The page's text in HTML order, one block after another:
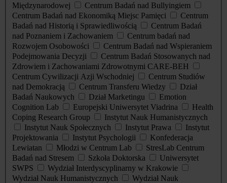
Międzynarodowej
Centrum Badań nad Bullyingiem
Centrum Badań nad Ekonomiką Miejsc Pamięci
Centrum
Badań nad Historią i Sprawiedliwością
Centrum Badań
nad Poznaniem i Zachowaniem
Centrum badań nad
Rozwojem Osobowości
Centrum Badań nad Wspieraniem
Podejmowania Decyzji
Centrum Badań Stosowanych nad
Zdrowiem i Zachowaniami Zdrowotnymi CARE-BEH
Centrum Cywilizacji Azji Wschodniej
Centrum Studiów
nad Demokracją
Centrum Transferu Wiedzy
Dział
Badań Naukowych
Dział Marketingu
Emotion
Cognition Lab
Europejski Uniwersytet Viadrina
Health
Coping Research Group
Instytut Nauk Humanistycznych
Instytut Nauk Społecznych
Instytut Prawa
Instytut
Projektowania
Instytut Psychologii
Konfederacja
Lewiatan
Młodzi w Centrum Lab
StresLab Centrum
Badań nad Stresem
Szkoła Doktorska
Uniwersytet
SWPS
Wydział Interdyscyplinarny w Krakowie
Wydział Nauk Humanistycznych
Wydział Nauk